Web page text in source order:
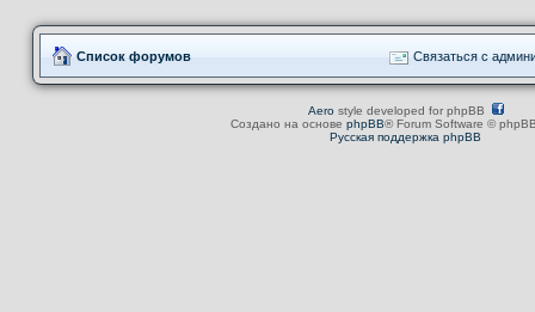
Список форумов Связаться с
Aerostyle developed for phpBB
Создано на основе phpBB® Forum Software ©
Русская поддержка phpBB